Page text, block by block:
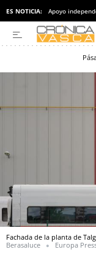
ES NOTICIA: Apoyo
Fachada de la planta de
Berasaluce
Europa